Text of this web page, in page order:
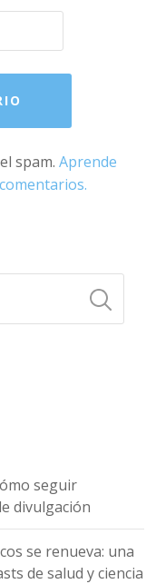
spam.Aprende
seguir
divulgación
se renueva: una
de salud y ciencia